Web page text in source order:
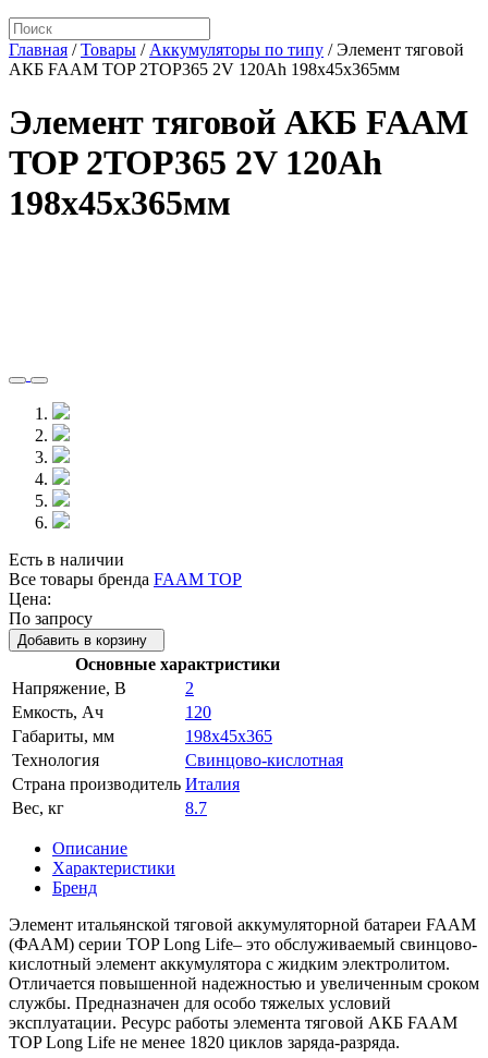
Главная /Товары / Аккумуляторы по типу /Элемент тяговой
АКБ FAAM TOP 2TOP365 2V 120Ah 198x45x365мм
Элемент тяговой АКБ FAAM
TOP 2TOP365 2V 120Ah
198x45x365мм
Есть в наличии
Все товары бренда FAAM TOP
Цена:
По запросу
Добавить в корзину
Основные характристики
Напряжение, В
2
Емкость, Ач
120
Габариты, мм
198x45x365
Технология
Свинцово-кислотная
Страна производитель Италия
Вес, кг
8.7
Описание
Характеристики
Бренд
Элемент итальянской тяговой аккумуляторной батареи FAAM
(ФААМ) серии TOP Long Life– это обслуживаемый свинцово-
кислотный элемент аккумулятора с жидким электролитом.
Отличается повышенной надежностью и увеличенным сроком
службы. Предназначен для особо тяжелых условий
эксплуатации. Ресурс работы элемента тяговой АКБ FAAM
TOP Long Life не менее 1820 циклов заряда-разряда.